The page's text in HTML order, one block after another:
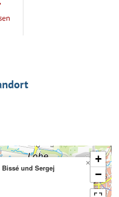
und Sergej
×
+
−